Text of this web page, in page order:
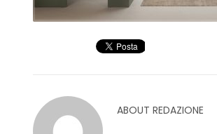
ABOUT REDAZIONE